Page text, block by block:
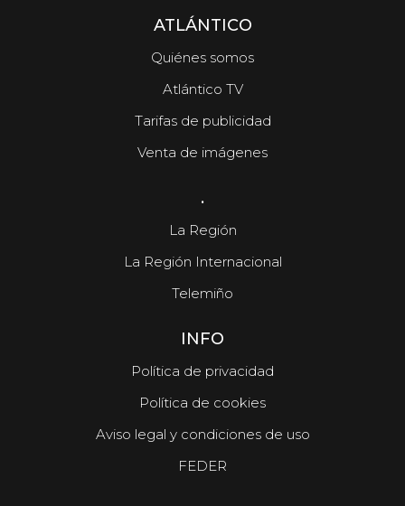
ATLÁNTICO
Quiénes somos
Atlántico TV
Tarifas de publicidad
Venta de imágenes
.
La Región
La Región Internacional
Telemiño
INFO
Política de privacidad
Política de cookies
Aviso legal y condiciones de uso
FEDER